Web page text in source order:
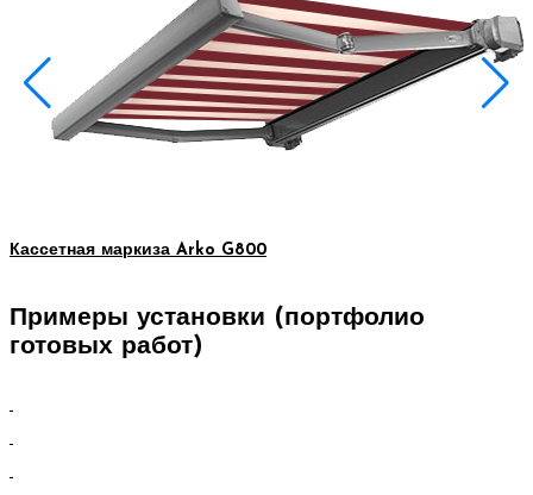
Кассетная маркиза Arko G800
Примеры установки (портфолио
готовых работ)